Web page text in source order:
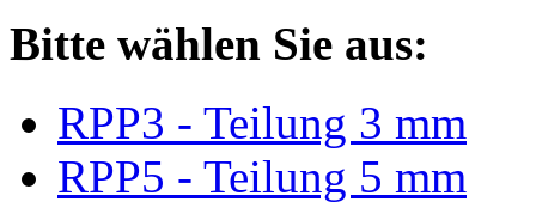
Bitte wählen Sie aus:
RPP3 - Teilung 3 mm
RPP5 - Teilung 5 mm